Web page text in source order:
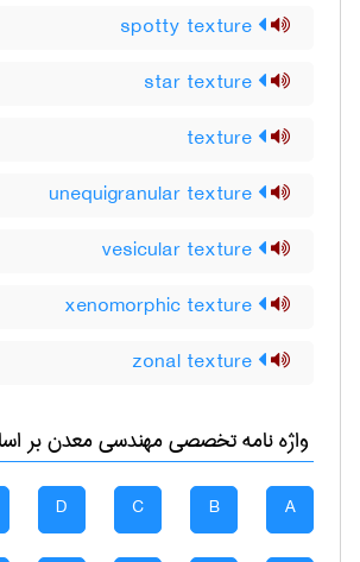
واژه نامه تخصصیمهندسی معدنبر
A
B
C
D